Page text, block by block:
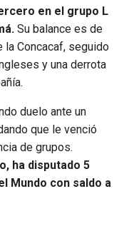
en el grupo L
Su balance es de
la Concacaf, seguido
y una derrota
duelo ante un
que le venció
de grupos.
ha disputado 5
Mundo con saldo a